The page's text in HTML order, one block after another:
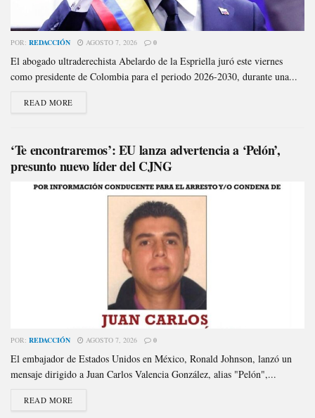
POR: REDACCIÓN AGOSTO 7, 2026 0
El abogado ultraderechista Abelardo de la Espriella juró este viernes
como presidente de Colombia para el periodo 2026-2030, durante una...
READ MORE
‘Te encontraremos’: EU lanza advertencia a ‘Pelón’,
presunto nuevo líder del CJNG
POR: REDACCIÓN AGOSTO 7, 2026 0
El embajador de Estados Unidos en México, Ronald Johnson, lanzó un
mensaje dirigido a Juan Carlos Valencia González, alias "Pelón",...
READ MORE